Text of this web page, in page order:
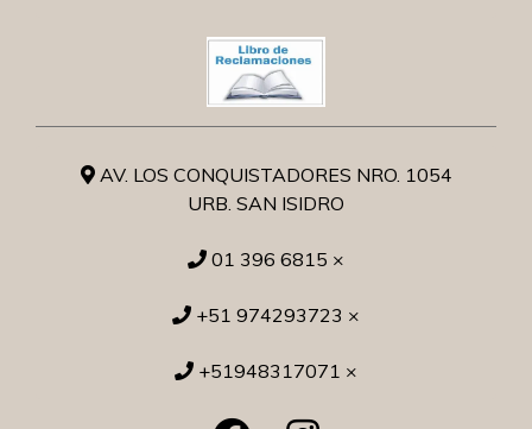
AV. LOS CONQUISTADORES NRO. 1054
URB. SAN ISIDRO
01 396 6815 ×
+51 974293723 ×
+51948317071 ×